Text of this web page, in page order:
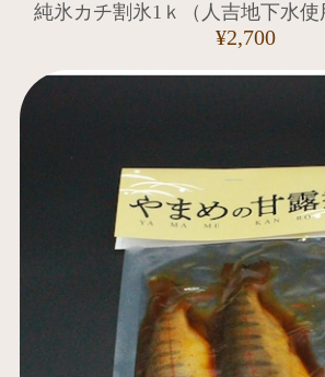
純氷カチ割氷1ｋ（人吉地下水使
¥2,700